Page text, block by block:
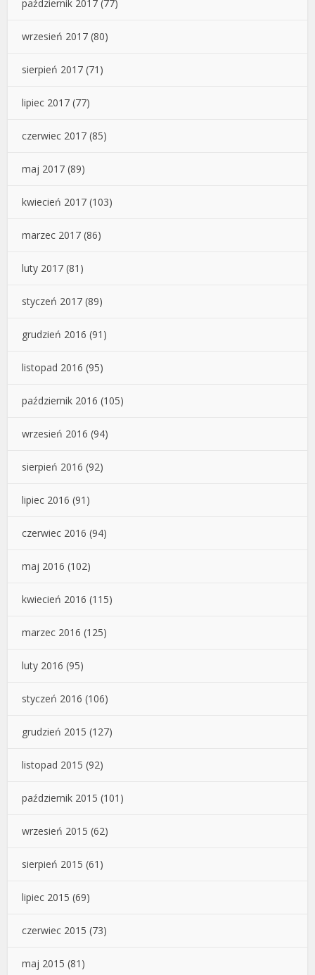
październik 2017 (77)
wrzesień 2017 (80)
sierpień 2017 (71)
lipiec 2017 (77)
czerwiec 2017 (85)
maj 2017 (89)
kwiecień 2017 (103)
marzec 2017 (86)
luty 2017 (81)
styczeń 2017 (89)
grudzień 2016 (91)
listopad 2016 (95)
październik 2016 (105)
wrzesień 2016 (94)
sierpień 2016 (92)
lipiec 2016 (91)
czerwiec 2016 (94)
maj 2016 (102)
kwiecień 2016 (115)
marzec 2016 (125)
luty 2016 (95)
styczeń 2016 (106)
grudzień 2015 (127)
listopad 2015 (92)
październik 2015 (101)
wrzesień 2015 (62)
sierpień 2015 (61)
lipiec 2015 (69)
czerwiec 2015 (73)
maj 2015 (81)